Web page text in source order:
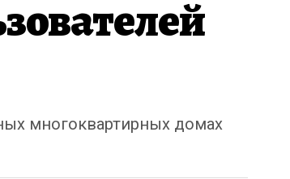
многоквартирных домах